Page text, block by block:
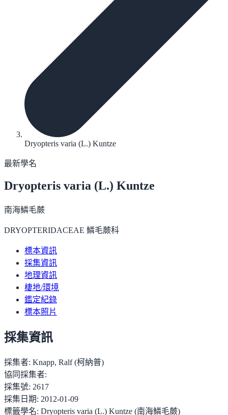
Dryopteris varia (L.) Kuntze
最新學名
Dryopteris varia (L.) Kuntze
南海鱗毛蕨
DRYOPTERIDACEAE 鱗毛蕨科
標本資訊
採集資訊
地理資訊
棲地/環境
鑑定紀錄
標本照片
採集資訊
採集者: Knapp, Ralf (柯納普)
協同採集者:
採集號: 2617
採集日期: 2012-01-09
標籤學名: Dryopteris varia (L.) Kuntze (南海鱗毛蕨)